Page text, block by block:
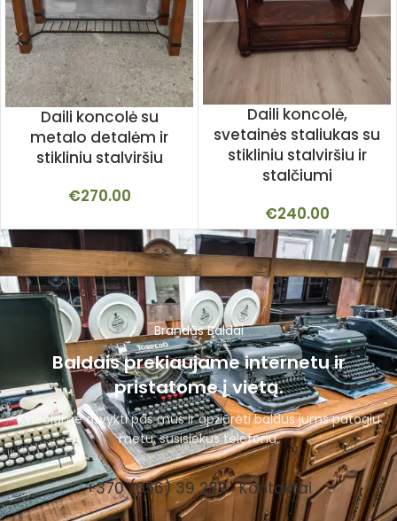
Daili koncolė su
metalo detalėm ir
stikliniu stalviršiu
€270.00
Daili koncolė,
svetainės staliukas su
stikliniu stalviršiu ir
stalčiumi
€240.00
Brandūs Baldai
Baldais prekiaujame internetu ir
pristatome į vietą.
Kviečiame atvykti pas mus ir apžiūrėti baldus jums patogiu
metu, susisiekus telefonu.
+370 (656) 39 287 Kontaktai